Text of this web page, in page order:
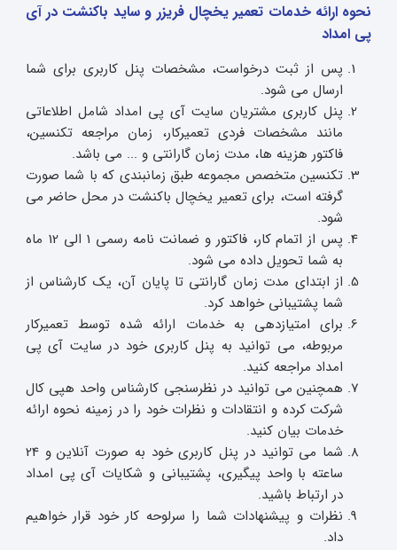
نحوه ارائه خدمات تعمیر یخچال فریزر و ساید باکنشت در آی
پی امداد
پس از ثبت درخواست، مشخصات پنل کاربری برای شما
ارسال می شود.
پنل کاربری مشتریان سایت آی پی امداد شامل اطلاعاتی
مانند مشخصات فردی تعمیرکار، زمان مراجعه تکنسین،
فاکتور هزینه ها، مدت زمان گارانتی و ... می باشد.
تکنسین متخصص مجموعه طبق زمانبندی که با شما صورت
گرفته است، برای تعمیر یخچال باکنشت در محل حاضر می
شود.
پس از اتمام کار، فاکتور و ضمانت نامه رسمی 1 الی 12 ماه
به شما تحویل داده می شود.
از ابتدای مدت زمان گارانتی تا پایان آن، یک کارشناس از
شما پشتیبانی خواهد کرد.
برای امتیازدهی به خدمات ارائه شده توسط تعمیرکار
مربوطه، می توانید به پنل کاربری خود در سایت آی پی
امداد مراجعه کنید.
همچنین می توانید در نظرسنجی کارشناس واحد هپی کال
شرکت کرده و انتقادات و نظرات خود را در زمینه نحوه ارائه
خدمات بیان کنید.
شما می توانید در پنل کاربری خود به صورت آنلاین و 24
ساعته با واحد پیگیری، پشتیبانی و شکایات آی پی امداد
در ارتباط باشید.
نظرات و پیشنهادات شما را سرلوحه کار خود قرار خواهیم
داد.